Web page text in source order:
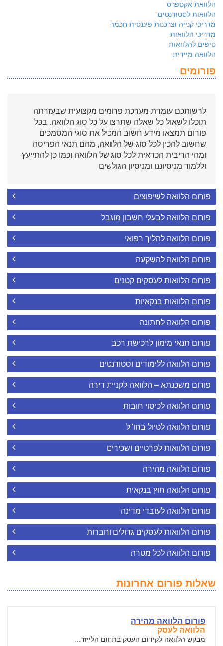
הלוואת אקספרס
הלוואות לסטודנטים
מדריכי קנייה וצרכנות פיננסית חכמה
מדריכי הלוואות
טיפים להלוואות
הלוואה מיידית
פורומים
לרשותכם עומדת מערכת פרומים מקצועית שבעזרתה
תוכלו לשאול כל שאלה שתרצו על כל סוג הלוואה. בכל
פורום תמצאו מידע חשוב המכיל את סוגי המסמכים
שחשוב להכין לכל סוג של הלוואה, מהם תנאי הפריסה
ומהי הריבית הכדאית לכל סוג של הלוואה וכמו כן להתייעץ
וללמוד מניסיוננו ומניסיון הגולשים
פורום הלוואה לשיפוצים
פורום הלוואה לבעלי חשבון מוגבל
פורום הלוואה להליך רפואי
פורום הלוואה להשקעה
פורום הלוואות לעסקים קטנים
פורום הלוואות בנקאיות
פורום הלוואה לחתונה
פורום תנאי מימון לרכישת רכב
פורום הלוואה ללימודים וסטודנטים
פורום משכנתא – הלוואה לקניית דירה
פורום הלוואה לכיסוי חובות
פורום הלוואה לטיול בחו"ל
פורום הלוואות לפרטיים ושכירים
פורום הלוואה מהירה
פורום הלוואה חוץ בנקאית
פורום הלוואה לעובדי מדינה
פורום הלוואות לעסקים גדולים וחברות
פורום הלוואה לכל מטרה
שאלות פורום אחרונות
פורום הלוואה מהירה
הלוואה לעסק
מבקש הלוואה לקידום העסק בתחום הלייזר...